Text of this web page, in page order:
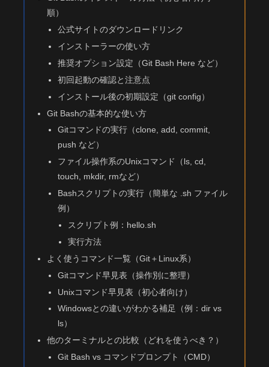
順）
公式サイトのダウンロードリンク
インストーラーの使い方
推奨オプション設定（Git Bash Here など）
初回起動の確認と注意点
インストール後の初期設定（git config）
Git Bashの基本的な使い方
Gitコマンドの実行（clone, add, commit,
push など）
ファイル操作系のUnixコマンド（ls, cd,
touch, mkdir, rmなど）
Bashスクリプトの実行（簡単な .sh ファイル
例）
スクリプト例：hello.sh
実行方法
よく使うコマンド一覧（Git＋Linux系）
Gitコマンド早見表（操作別に整理）
Unixコマンド早見表（初心者向け）
Windowsとの違いがわかる補足（例：dir vs
ls）
他のターミナルとの比較（どれを使うべき？）
Git Bash vs コマンドプロンプト（CMD）